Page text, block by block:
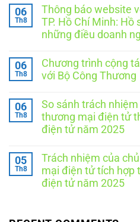
bình
luận
ở
Thông
với
Bộ
Công
Hà
Nội:
Doanh
nghiệp
cần
gì
để
đúng
quy
định?
06
Th8
Thông báo website
TP. Hồ Chí Minh: Hồ
những điều doanh
bình
luận
ở
website
với
Bộ
Công
TP.
Hồ
Chí
Minh:
Hồ
06
Th8
Chương trình cộng
với Bộ Công Thương
bình
luận
ở
Chương
tác
viên
đăng
ký
website
06
Th8
So sánh trách
thương mại điện tử
điện tử năm 2025
bình
luận
ở
So
05
Th8
Trách nhiệm của
mại điện tử tích hợp
điện tử năm 2025